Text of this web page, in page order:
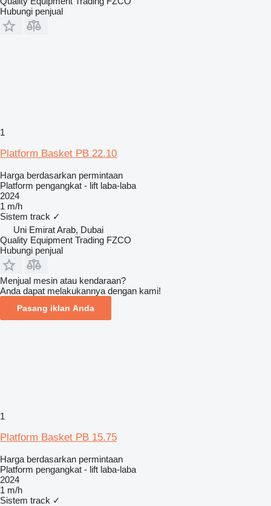
Hubungi penjual
1
Platform Basket PB 22.10
Harga berdasarkan permintaan
Platform pengangkat - lift laba-laba
2024
1 m/h
Sistem track ✓
Uni Emirat Arab, Dubai
Quality Equipment Trading FZCO
Hubungi penjual
Menjual mesin atau kendaraan?
Anda dapat melakukannya dengan kami!
Pasang iklan Anda
1
Platform Basket PB 15.75
Harga berdasarkan permintaan
Platform pengangkat - lift laba-laba
2024
1 m/h
Sistem track ✓